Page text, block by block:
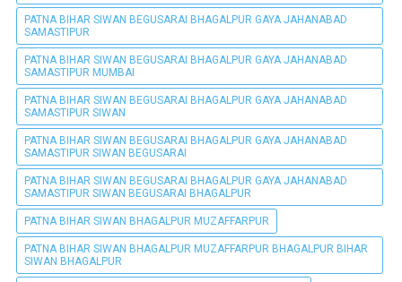
PATNA BIHAR SIWAN BEGUSARAI BHAGALPUR GAYA JAHANABAD
SAMASTIPUR
PATNA BIHAR SIWAN BEGUSARAI BHAGALPUR GAYA JAHANABAD
SAMASTIPUR MUMBAI
PATNA BIHAR SIWAN BEGUSARAI BHAGALPUR GAYA JAHANABAD
SAMASTIPUR SIWAN
PATNA BIHAR SIWAN BEGUSARAI BHAGALPUR GAYA JAHANABAD
SAMASTIPUR SIWAN BEGUSARAI
PATNA BIHAR SIWAN BEGUSARAI BHAGALPUR GAYA JAHANABAD
SAMASTIPUR SIWAN BEGUSARAI BHAGALPUR
PATNA BIHAR SIWAN BHAGALPUR MUZAFFARPUR
PATNA BIHAR SIWAN BHAGALPUR MUZAFFARPUR BHAGALPUR BIHAR
SIWAN BHAGALPUR